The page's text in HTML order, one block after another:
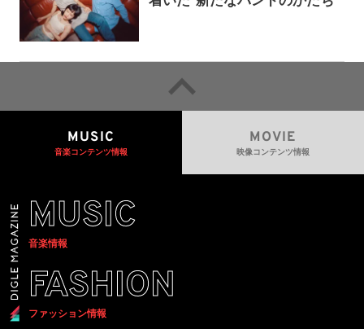
MUSIC
音楽コンテンツ情報
MOVIE
映像コンテンツ情報
MUSIC
音楽情報
FASHION
ファッション情報